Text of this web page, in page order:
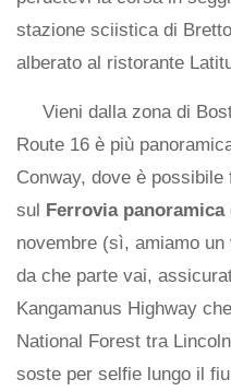
stazione sciistica di
alberato al ristorante
Vieni dalla zona di
Route 16 è più
Conway, dove è
sul
Ferrovia
novembre (sì, amiamo
da che parte vai,
Kangamanus Highway
National Forest tra
soste per selfie lungo il